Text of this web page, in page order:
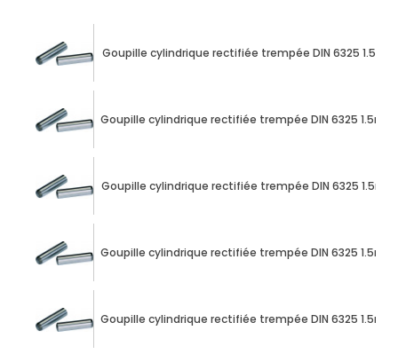
Goupille cylindrique rectifiée trempée DIN 6325
Goupille cylindrique rectifiée trempée DIN 6325
Goupille cylindrique rectifiée trempée DIN 6325
Goupille cylindrique rectifiée trempée DIN 6325
Goupille cylindrique rectifiée trempée DIN 6325